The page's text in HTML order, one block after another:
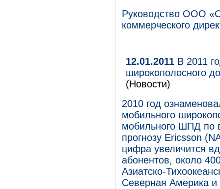
Руководство ООО
коммерческого
12.01.2011 В 2011
широкополосного
(Новости)
2010 год
мобильного
мобильного ШПД по
прогнозу Ericsson
цифра увеличится
абонентов, около
Азиатско-
Северная Америка